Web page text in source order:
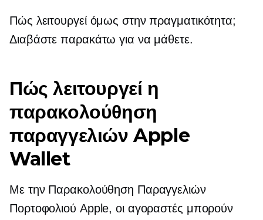
Πώς λειτουργεί όμως στην πραγματικότητα;
Διαβάστε παρακάτω για να μάθετε.
Πώς λειτουργεί η
παρακολούθηση
παραγγελιών Apple
Wallet
Με την Παρακολούθηση Παραγγελιών
Πορτοφολιού Apple, οι αγοραστές μπορούν